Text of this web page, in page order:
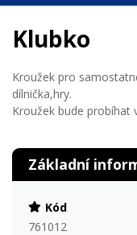
Klubko
Kroužek pro
dílnička,hry.
Kroužek bude probíhat
Základní
Kód
761012